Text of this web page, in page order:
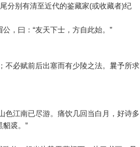
分别有清至近代的鉴藏家(或收藏者)纪
，曰：“友天下士，方自此始。”
不必赋前后出塞而有少陵之法。曩予所求
色江南已尽游。痛饮几回当白月，好诗多
裘。”